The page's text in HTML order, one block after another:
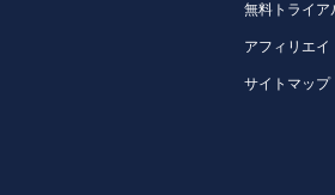
無料トライア
アフィリエ
サイトマップ